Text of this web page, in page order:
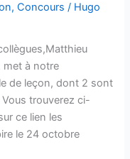
,Concours / Hugo
met à notre
de leçon, dont 2 sont
trouverez ci-
ce lien les
le 24 octobre